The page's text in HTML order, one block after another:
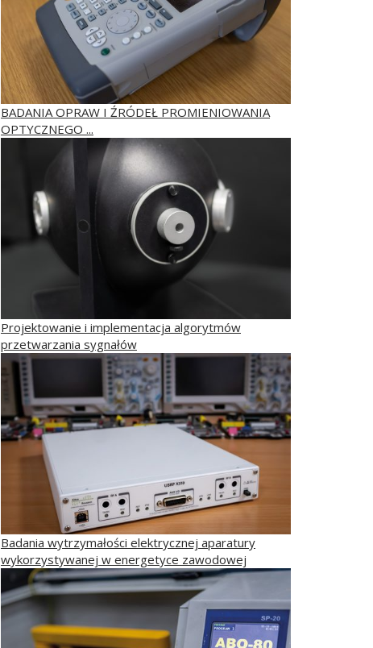
BADANIA OPRAW I ŹRÓDEŁ PROMIENIOWANIA
OPTYCZNEGO ...
Projektowanie i implementacja algorytmów
przetwarzania sygnałów
Badania wytrzymałości elektrycznej aparatury
wykorzystywanej w energetyce zawodowej